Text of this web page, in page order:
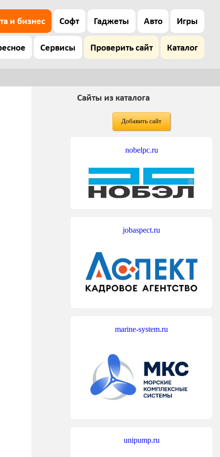
и бизнес Софт Гаджеты Авто Игры
Сервисы Проверить сайт Каталог
Сайты из каталога
Добавить сайт
nobelpc.ru
jobaspect.ru
marine-system.ru
unipump.ru